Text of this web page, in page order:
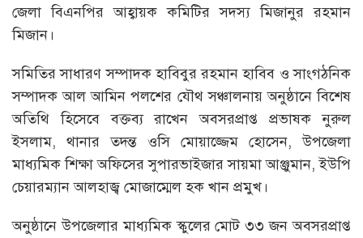
জেলা বিএনপির আহ্বায়ক কমিটির সদস্য মিজানুর রহমান
মিজান।
সমিতির সাধারণ সম্পাদক হাবিবুর রহমান হাবিব ও সাংগঠনিক
সম্পাদক আল আমিন পলশের যৌথ সঞ্চালনায় অনুষ্ঠানে বিশেষ
অতিথি হিসেবে বক্তব্য রাখেন অবসরপ্রাপ্ত প্রভাষক নুরুল
ইসলাম, থানার তদন্ত ওসি মোয়াজ্জেম হোসেন, উপজেলা
মাধ্যমিক শিক্ষা অফিসের সুপারভাইজার সায়মা আঞ্জুমান, ইউপি
চেয়ারম্যান আলহাজ্ব মোজাম্মেল হক খান প্রমুখ।
অনুষ্ঠানে উপজেলার মাধ্যমিক স্কুলের মোট ৩৩ জন অবসরপ্রাপ্ত